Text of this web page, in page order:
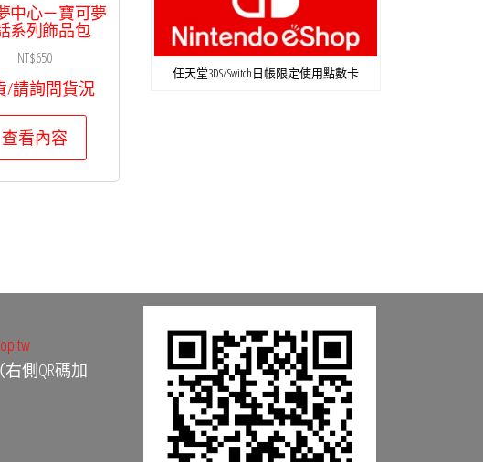
中心－寶可夢
系列飾品包
NT$650
/請詢問貨況
查看內容
任天堂3DS/Switch日帳限定使用點數卡
（右側QR碼加